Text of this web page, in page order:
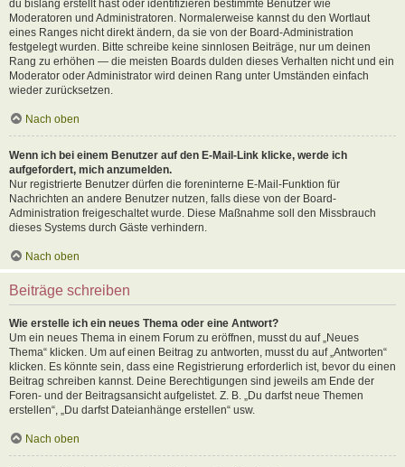
du bislang erstellt hast oder identifizieren bestimmte Benutzer wie
Moderatoren und Administratoren. Normalerweise kannst du den Wortlaut
eines Ranges nicht direkt ändern, da sie von der Board-Administration
festgelegt wurden. Bitte schreibe keine sinnlosen Beiträge, nur um deinen
Rang zu erhöhen — die meisten Boards dulden dieses Verhalten nicht und ein
Moderator oder Administrator wird deinen Rang unter Umständen einfach
wieder zurücksetzen.
Nach oben
Wenn ich bei einem Benutzer auf den E-Mail-Link klicke, werde ich
aufgefordert, mich anzumelden.
Nur registrierte Benutzer dürfen die foreninterne E-Mail-Funktion für
Nachrichten an andere Benutzer nutzen, falls diese von der Board-
Administration freigeschaltet wurde. Diese Maßnahme soll den Missbrauch
dieses Systems durch Gäste verhindern.
Nach oben
Beiträge schreiben
Wie erstelle ich ein neues Thema oder eine Antwort?
Um ein neues Thema in einem Forum zu eröffnen, musst du auf „Neues
Thema“ klicken. Um auf einen Beitrag zu antworten, musst du auf „Antworten“
klicken. Es könnte sein, dass eine Registrierung erforderlich ist, bevor du einen
Beitrag schreiben kannst. Deine Berechtigungen sind jeweils am Ende der
Foren- und der Beitragsansicht aufgelistet. Z. B. „Du darfst neue Themen
erstellen“, „Du darfst Dateianhänge erstellen“ usw.
Nach oben